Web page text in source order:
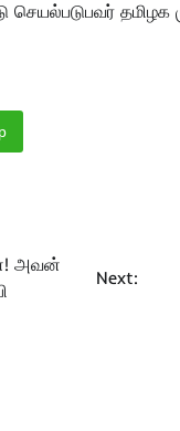
தமிழக
அவன்
Next: